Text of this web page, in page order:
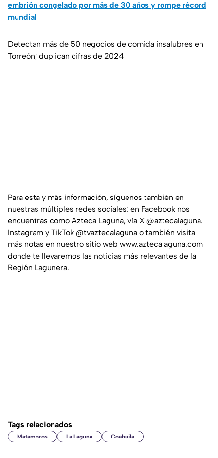
embrión congelado por más de 30 años y rompe récord
mundial
Detectan más de 50 negocios de comida insalubres en
Torreón; duplican cifras de 2024
Para esta y más información, síguenos también en
nuestras múltiples redes sociales: en Facebook nos
encuentras como Azteca Laguna, vía X @aztecalaguna.
Instagram y TikTok @tvaztecalaguna o también visita
más notas en nuestro sitio web www.aztecalaguna.com
donde te llevaremos las noticias más relevantes de la
Región Lagunera.
Tags relacionados
Matamoros La Laguna Coahuila